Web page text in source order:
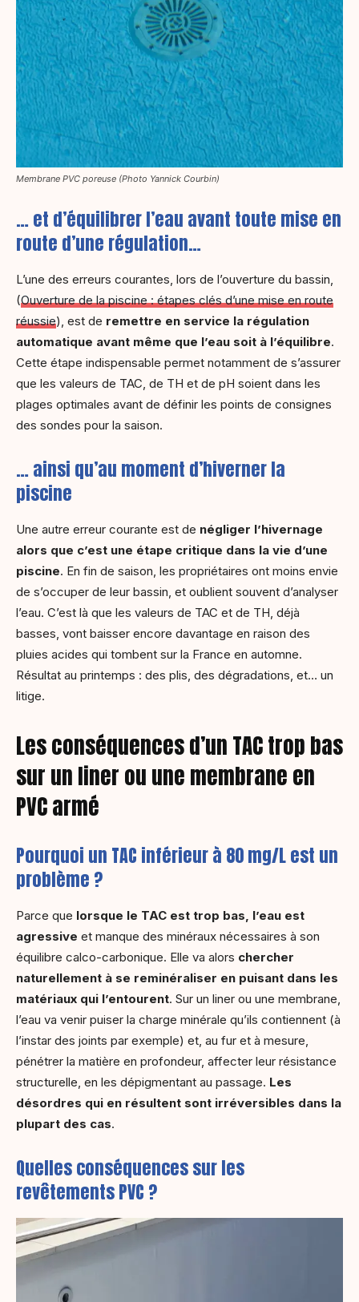
Membrane PVC poreuse (Photo Yannick Courbin)
… et d’équilibrer l’eau avant toute mise en
route d’une régulation…
L’une des erreurs courantes, lors de l’ouverture du bassin,
(Ouverture de la piscine : étapes clés d’une mise en route
réussie), est de remettre en service la régulation
automatique avant même que l’eau soit à l’équilibre.
Cette étape indispensable permet notamment de s’assurer
que les valeurs de TAC, de TH et de pH soient dans les
plages optimales avant de définir les points de consignes
des sondes pour la saison.
… ainsi qu’au moment d’hiverner la
piscine
Une autre erreur courante est de négliger l’hivernage
alors que c’est une étape critique dans la vie d’une
piscine. En fin de saison, les propriétaires ont moins envie
de s’occuper de leur bassin, et oublient souvent d’analyser
l’eau. C’est là que les valeurs de TAC et de TH, déjà
basses, vont baisser encore davantage en raison des
pluies acides qui tombent sur la France en automne.
Résultat au printemps : des plis, des dégradations, et… un
litige.
Les conséquences d’un TAC trop bas
sur un liner ou une membrane en
PVC armé
Pourquoi un TAC inférieur à 80 mg/L est un
problème ?
Parce que lorsque le TAC est trop bas, l’eau est
agressive et manque des minéraux nécessaires à son
équilibre calco-carbonique. Elle va alors chercher
naturellement à se reminéraliser en puisant dans les
matériaux qui l’entourent. Sur un liner ou une membrane,
l’eau va venir puiser la charge minérale qu’ils contiennent (à
l’instar des joints par exemple) et, au fur et à mesure,
pénétrer la matière en profondeur, affecter leur résistance
structurelle, en les dépigmentant au passage. Les
désordres qui en résultent sont irréversibles dans la
plupart des cas.
Quelles conséquences sur les
revêtements PVC ?